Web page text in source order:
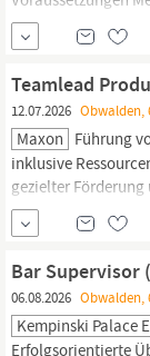
und internationalen
methodische
Kompetenz mit
Teamlead
12.07.2026 Obwalden,
Maxon Führung
inklusive
gezielter
Verantwortung für
und
Lebenszyklus –
kontinuierlichen...
Bar Supervisor
06.08.2026 Obwalden,
Kempinski Palace
Erfolgsorientierte